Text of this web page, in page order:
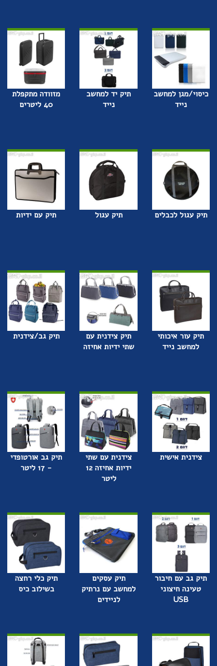
כיסוי/מגן למחשב
נייד
תיק יד למחשב
נייד
מזוודה מתקפלת
40 ליטרים
תיק עגול לכבלים תיק עגול תיק עם ידיות
תיק עור איכותי
למחשב נייד
תיק צידנית עם
שתי ידיות אחיזה
תיק גב/צידנית
צידנית אישית
צידנית עם שתי
ידיות אחיזה 12
ליטר
תיק גב אורטופדי
- 17 ליטר
תיק גב עם חיבור
טעינה חיצוני
USB
תיק עסקים
למחשב עם נרתיק
לניידים
תיק כלי רחצה
בשילוב כיס